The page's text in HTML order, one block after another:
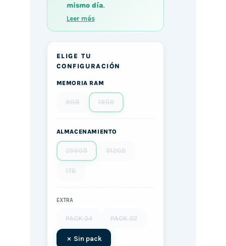
mismo día.
Leer más
ELIGE TU
CONFIGURACIÓN
MEMORIA RAM
8GB 16GB
ALMACENAMIENTO
256GB 512GB
1TB
EXTRA
PACK 24 PACK 22
Sin pack